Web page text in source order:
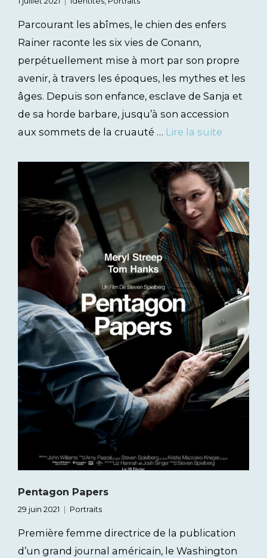
Parcourant les abîmes, le chien des enfers
Rainer raconte les six vies de Conann,
perpétuellement mise à mort par son propre
avenir, à travers les époques, les mythes et les
âges. Depuis son enfance, esclave de Sanja et
de sa horde barbare, jusqu’à son accession
aux sommets de la cruauté … Lire la suite
Pentagon Papers
29 juin 2021 Portraits
Première femme directrice de la publication
d’un grand journal américain, le Washington